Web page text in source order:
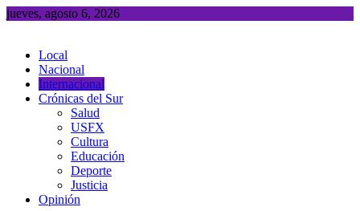
Saltar
jueves, agosto 6, 2026
Local
Nacional
Internacional
Crónicas del Sur
Salud
USFX
Cultura
Educación
Deporte
Justicia
Opinión